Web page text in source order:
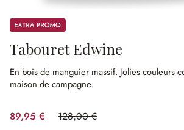
Promos
Tabouret Edwine
En bois de manguier massif. Jolies couleurs
maison de campagne.
89,95 € 128,00 €
(29.73%spared)